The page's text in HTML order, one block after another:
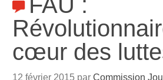
cœur des
12 février 2015 parCommission